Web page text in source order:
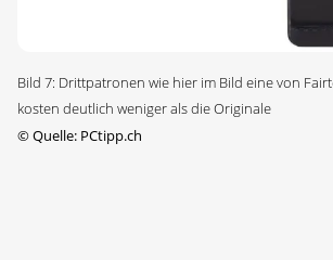
Bild 7: Drittpatronen wie hier im Bild eine von
kosten deutlich weniger als die Originale
©Quelle: PCtipp.ch